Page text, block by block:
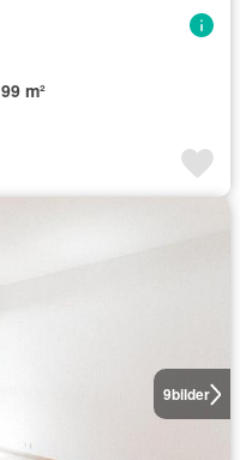
99 m²
9bilder